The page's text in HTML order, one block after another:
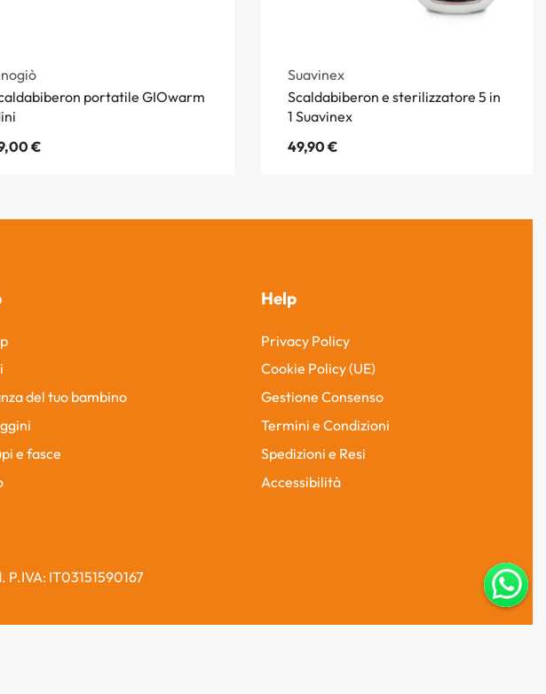
portatile GIOwarm
€
Suavinex
Scaldabiberon e sterilizzatore 5 in
1 Suavinex
49,90€
del tuo bambino
e fasce
Help
Privacy Policy
Cookie Policy (UE)
Gestione Consenso
Termini e Condizioni
Spedizioni e Resi
Accessibilità
IT03151590167